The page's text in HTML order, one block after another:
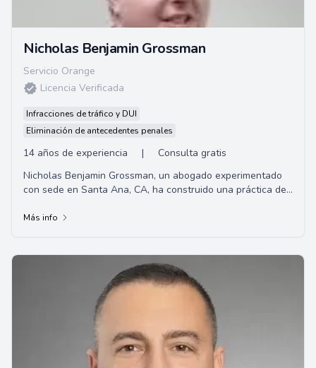
Nicholas Benjamin Grossman
Servicio Orange
Licencia Verificada
Infracciones de tráfico y DUI
Eliminación de antecedentes penales
14 años de experiencia |
Consulta gratis
Nicholas Benjamin Grossman, un abogado experimentado
con sede en Santa Ana, CA, ha construido una práctica de
Más info